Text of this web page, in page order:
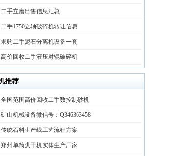
二手立磨出售信息汇总
二手1750立轴破碎机转让信息
求购二手泥石分离机设备一套
高价回收二手液压对辊破碎机
推荐
全国范围高价回收二手数控制砂机
矿山机械设备微信号：Q346363458
传统石料生产线工艺流程方案
郑州单筒烘干机实体生产厂家